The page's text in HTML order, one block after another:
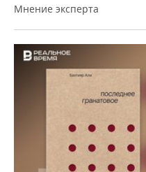
Мнение эксперта